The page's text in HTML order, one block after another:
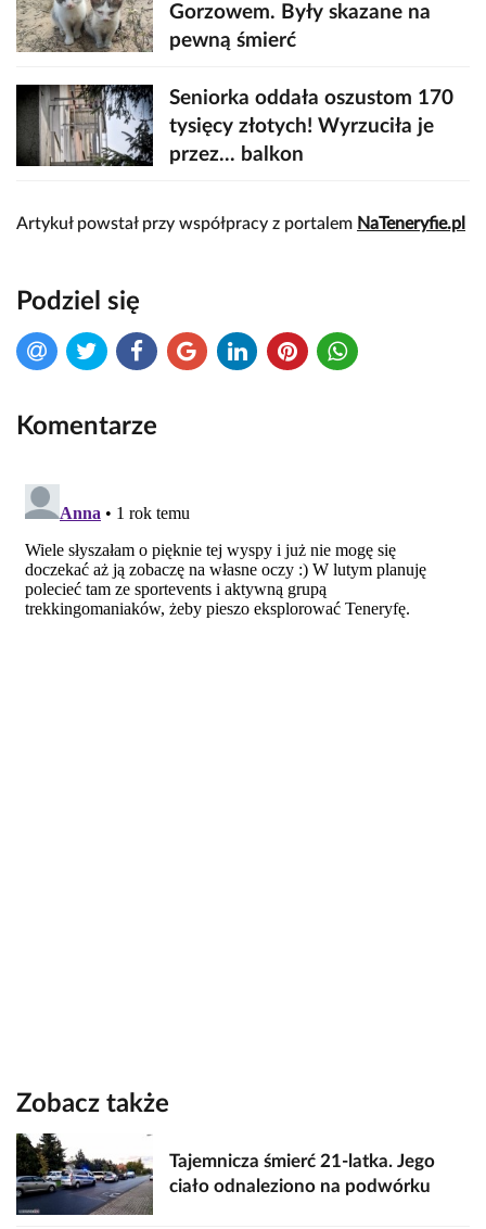
Gorzowem. Były skazane na
pewną śmierć
Seniorka oddała oszustom 170
tysięcy złotych! Wyrzuciła je
przez... balkon
Artykuł powstał przy współpracy z portalem NaTeneryfie.pl
Podziel się
Komentarze
Zobacz także
Tajemnicza śmierć 21-latka. Jego
ciało odnaleziono na podwórku